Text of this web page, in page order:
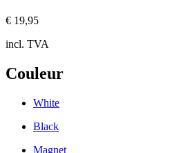
€ 19,95
incl. TVA
Couleur
White
Black
Magnet